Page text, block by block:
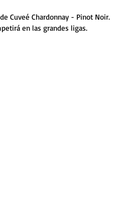
Cuveé Chardonnay - Pinot Noir.
en las grandes ligas.